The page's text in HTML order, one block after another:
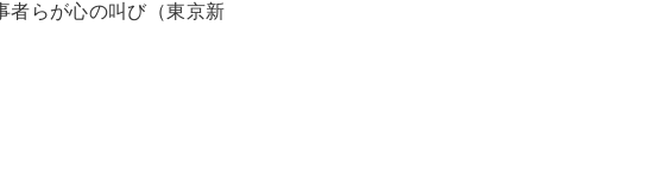
者らが心の叫び（東京新